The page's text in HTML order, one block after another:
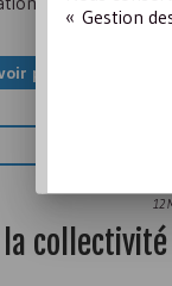
plus
12
collectivité
« Gestion